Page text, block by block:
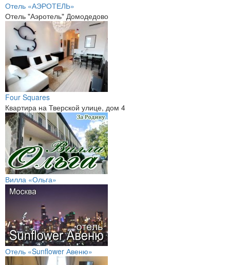
Отель «АЭРОТЕЛЬ»
Отель "Аэротель" Домодедово
Four Squares
Квартира на Тверской улице, дом 4
Вилла «Ольга»
Отель «Sunflower Авеню»